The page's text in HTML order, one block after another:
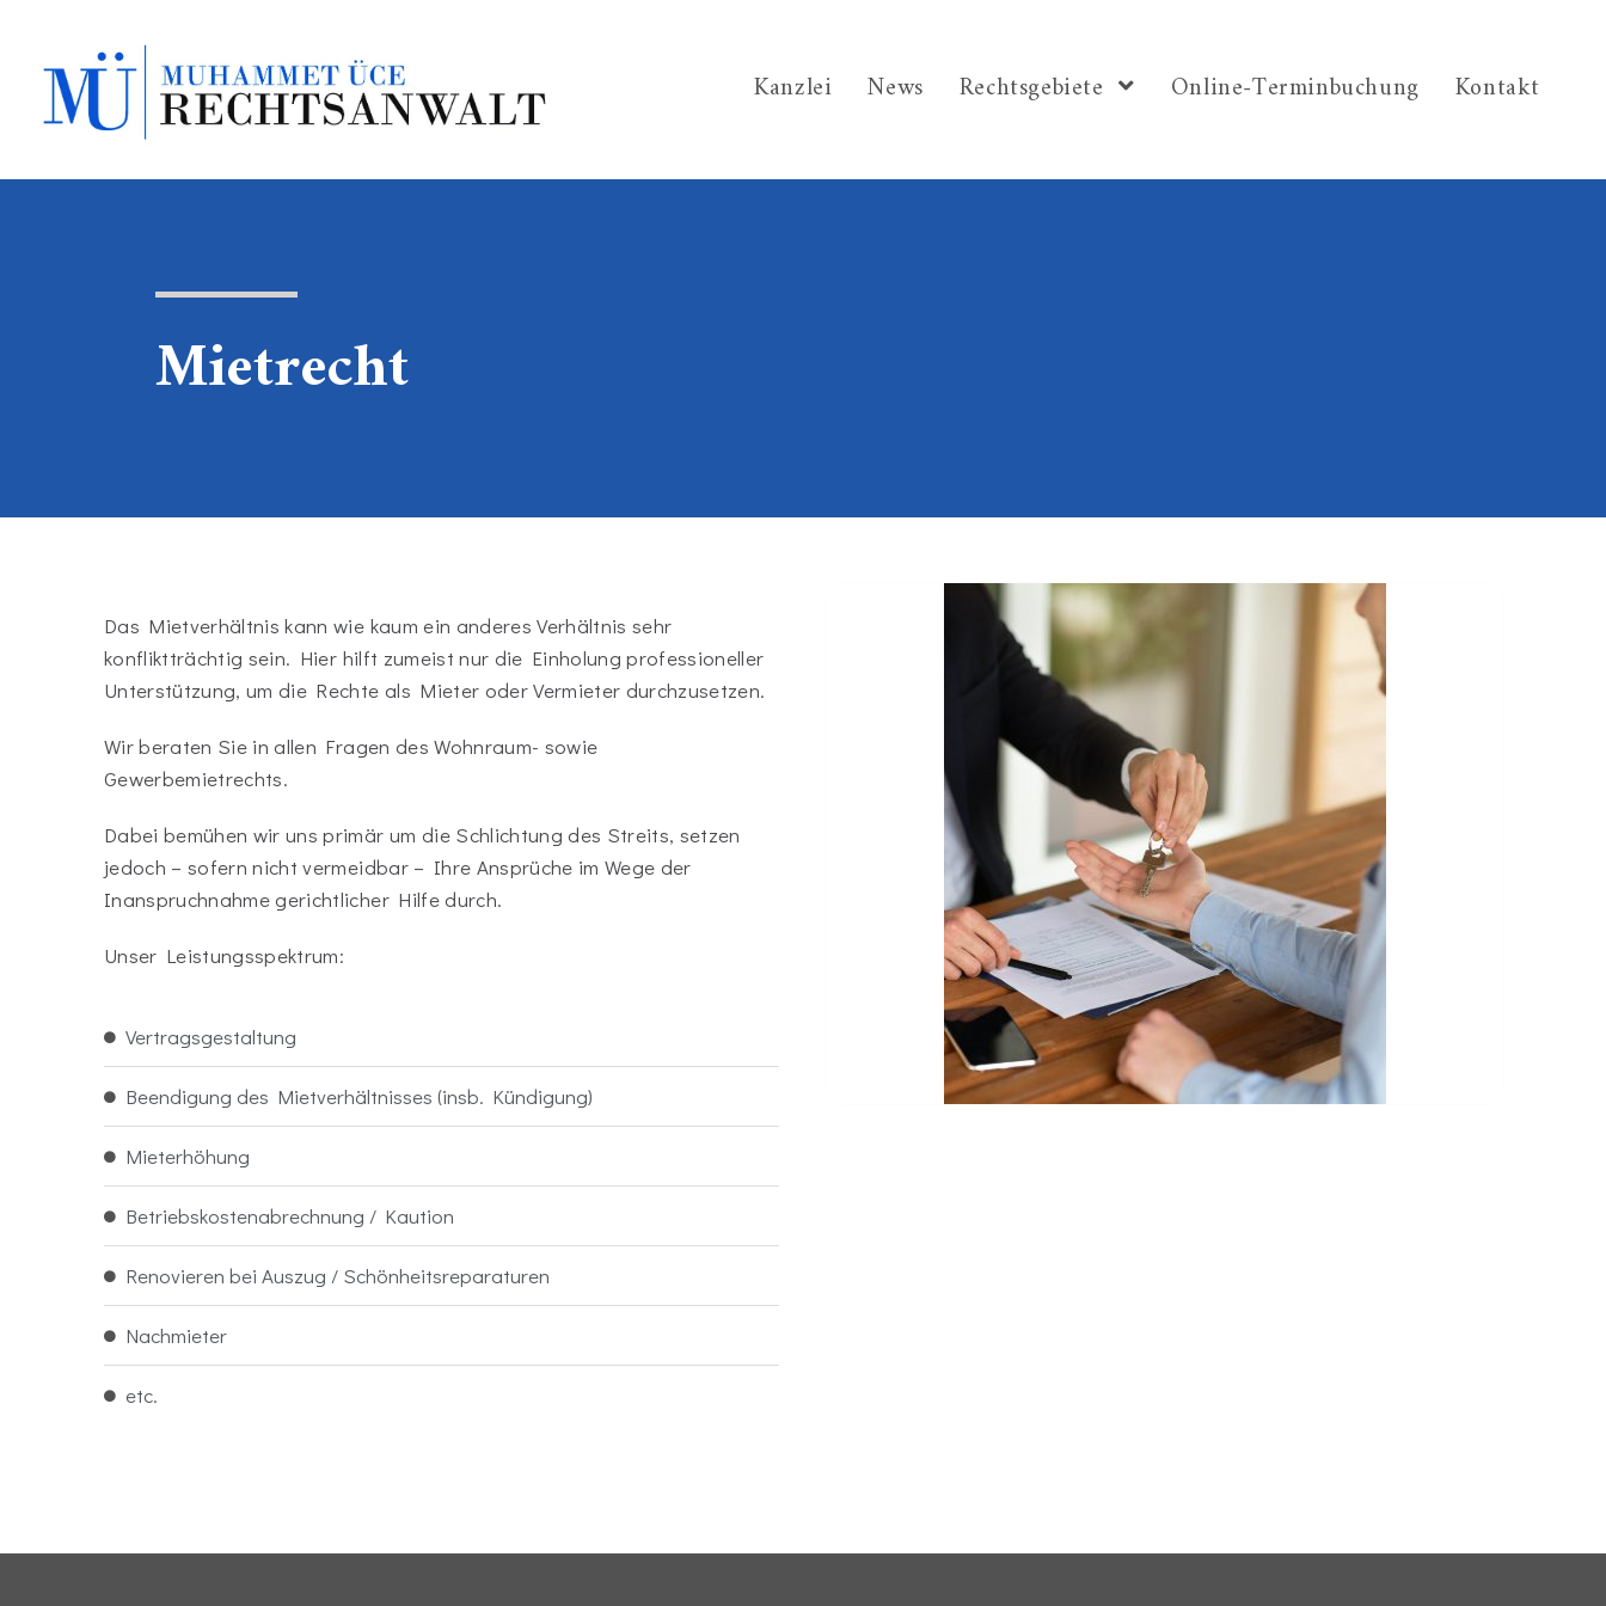
Kanzlei News Rechtsgebiete Online-Terminbuchung Kontakt
Mietrecht
Das Mietverhältnis kann wie kaum ein anderes Verhältnis sehr
konfliktträchtig sein. Hier hilft zumeist nur die Einholung professioneller
Unterstützung, um die Rechte als Mieter oder Vermieter durchzusetzen.
Wir beraten Sie in allen Fragen des Wohnraum- sowie
Gewerbemietrechts.
Dabei bemühen wir uns primär um die Schlichtung des Streits, setzen
jedoch – sofern nicht vermeidbar – Ihre Ansprüche im Wege der
Inanspruchnahme gerichtlicher Hilfe durch.
Unser Leistungsspektrum:
Vertragsgestaltung
Beendigung des Mietverhältnisses (insb. Kündigung)
Mieterhöhung
Betriebskostenabrechnung / Kaution
Renovieren bei Auszug / Schönheitsreparaturen
Nachmieter
etc.